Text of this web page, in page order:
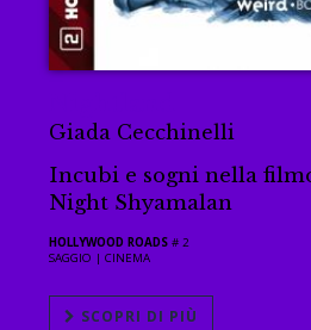
Giada Cecchinelli
Incubi e sogni nella
Night Shyamalan
HOLLYWOOD ROADS # 2
SAGGIO |CINEMA
SCOPRI DI PIÙ